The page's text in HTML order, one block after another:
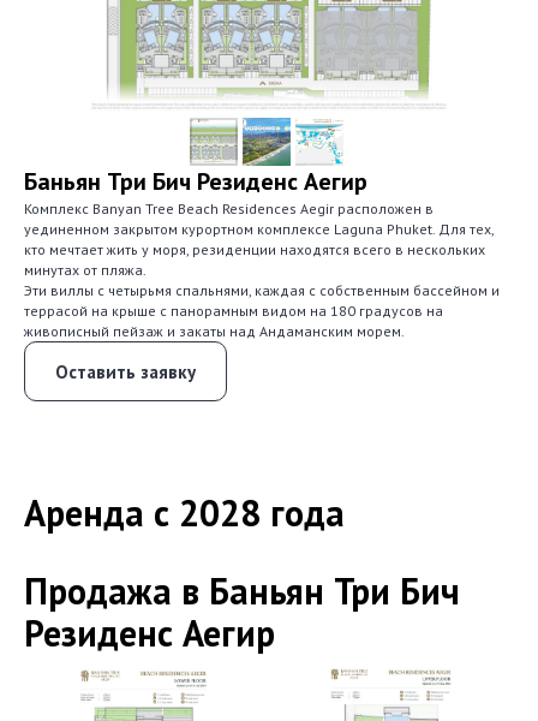
Баньян Три Бич Резиденс Аегир
Комплекс Banyan Tree Beach Residences Aegir расположен в
уединенном закрытом курортном комплексе Laguna Phuket. Для тех,
кто мечтает жить у моря, резиденции находятся всего в нескольких
минутах от пляжа.
Эти виллы с четырьмя спальнями, каждая с собственным бассейном и
террасой на крыше с панорамным видом на 180 градусов на
живописный пейзаж и закаты над Андаманским морем.
Оставить заявку
Аренда с 2028 года
Продажа в Баньян Три Бич
Резиденс Аегир